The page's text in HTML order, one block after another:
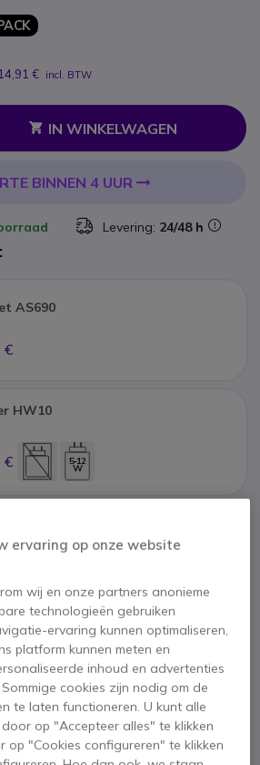
€ incl. BTW
IN WINKELWAGEN
BINNEN 4 UUR
Levering: 24/48 h
AS690
€
HW10
€ 5-12
W
kunnen worden toegevoegd
ervaring op onze website
wij en onze partners anonieme
technologieën gebruiken
ervaring kunnen optimaliseren,
platform kunnen meten en
inhoud en advertenties
cookies zijn nodig om de
te laten functioneren. U kunt alle
op "Accepteer alles" te klikken
op "Cookies configureren" te klikken